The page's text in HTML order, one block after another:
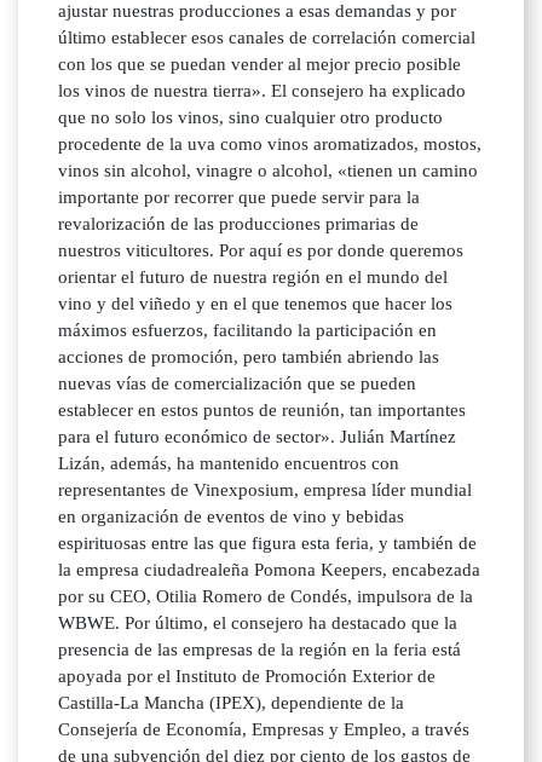
ajustar nuestras producciones a esas demandas y por
último establecer esos canales de correlación comercial
con los que se puedan vender al mejor precio posible
los vinos de nuestra tierra». El consejero ha explicado
que no solo los vinos, sino cualquier otro producto
procedente de la uva como vinos aromatizados, mostos,
vinos sin alcohol, vinagre o alcohol, «tienen un camino
importante por recorrer que puede servir para la
revalorización de las producciones primarias de
nuestros viticultores. Por aquí es por donde queremos
orientar el futuro de nuestra región en el mundo del
vino y del viñedo y en el que tenemos que hacer los
máximos esfuerzos, facilitando la participación en
acciones de promoción, pero también abriendo las
nuevas vías de comercialización que se pueden
establecer en estos puntos de reunión, tan importantes
para el futuro económico de sector». Julián Martínez
Lizán, además, ha mantenido encuentros con
representantes de Vinexposium, empresa líder mundial
en organización de eventos de vino y bebidas
espirituosas entre las que figura esta feria, y también de
la empresa ciudadrealeña Pomona Keepers, encabezada
por su CEO, Otilia Romero de Condés, impulsora de la
WBWE. Por último, el consejero ha destacado que la
presencia de las empresas de la región en la feria está
apoyada por el Instituto de Promoción Exterior de
Castilla-La Mancha (IPEX), dependiente de la
Consejería de Economía, Empresas y Empleo, a través
de una subvención del diez por ciento de los gastos de